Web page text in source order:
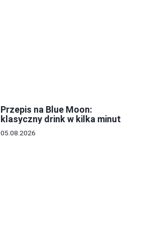
Przepis na Blue Moon:
klasyczny drink w kilka minut
05.08.2026